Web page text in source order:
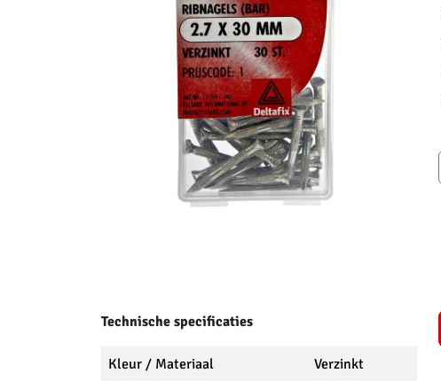
Technische specificaties
Kleur / Materiaal Verzinkt